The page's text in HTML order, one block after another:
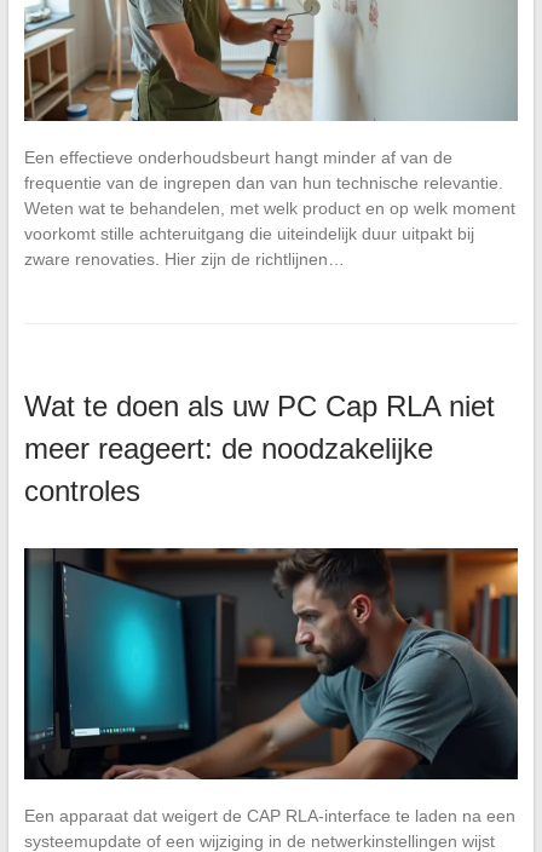
Een effectieve onderhoudsbeurt hangt minder af van de
frequentie van de ingrepen dan van hun technische relevantie.
Weten wat te behandelen, met welk product en op welk moment
voorkomt stille achteruitgang die uiteindelijk duur uitpakt bij
zware renovaties. Hier zijn de richtlijnen…
Wat te doen als uw PC Cap RLA niet
meer reageert: de noodzakelijke
controles
Een apparaat dat weigert de CAP RLA-interface te laden na een
systeemupdate of een wijziging in de netwerkinstellingen wijst